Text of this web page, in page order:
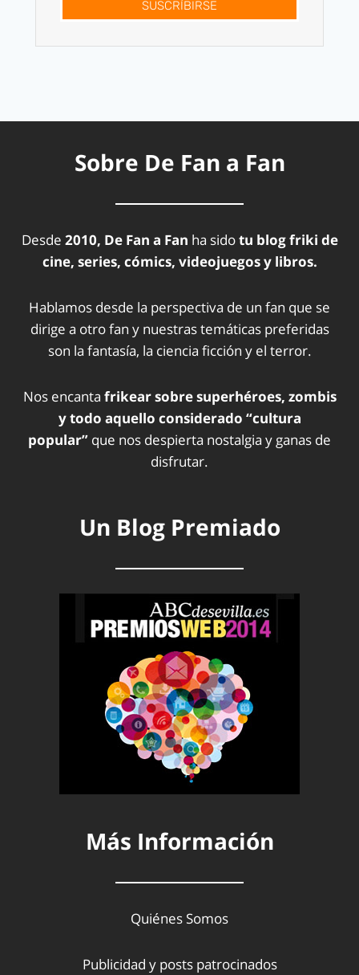
SUSCRÍBIRSE
Sobre De Fan a Fan
Desde 2010, De Fan a Fan ha sidotu blog friki de
cine, series, cómics, videojuegos y libros.
Hablamos desde la perspectiva de un fan que se
dirige a otro fan y nuestras temáticas preferidas
son la fantasía, la ciencia ficción y el terror.
Nos encanta frikear sobre superhéroes, zombis
y todo aquello considerado “cultura
popular” que nos despierta nostalgia y ganas de
disfrutar.
Un Blog Premiado
Más Información
Quiénes Somos
Publicidad y posts patrocinados